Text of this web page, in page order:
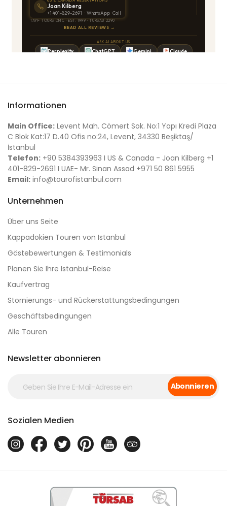
Informationen
Main Office: Levent Mah. Cömert Sok. No:1 Yapı Kredi Plaza
C Blok Kat:17 D.40 Ofis no:24, Levent, 34330 Beşiktaş/
İstanbul
Telefon: +90 5384393963 I US & Canada - Joan Kilberg +1
401-829-2691 I UAE- Mr. Sinan Assad +971 50 861 5955
Email: info@tourofistanbul.com
Unternehmen
Über uns Seite
Kappadokien Touren von Istanbul
Gästebewertungen & Testimonials
Planen Sie Ihre Istanbul-Reise
Kaufvertrag
Stornierungs- und Rückerstattungsbedingungen
Geschäftsbedingungen
Alle Touren
Newsletter abonnieren
Abonnieren
Sozialen Medien